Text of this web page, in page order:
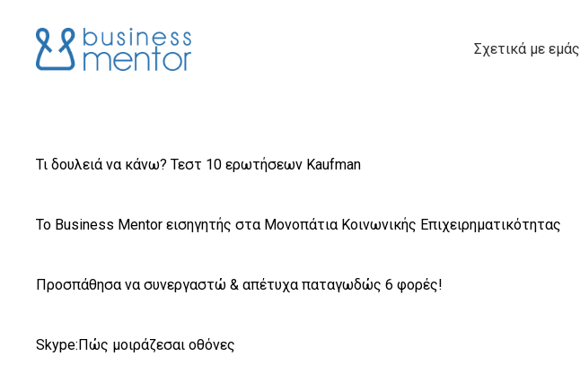
Σχετικά με εμάς
Τι δουλειά να κάνω? Τεστ 10 ερωτήσεων Kaufman
To Business Mentor εισηγητής στα Μονοπάτια Κοινωνικής Επιχειρηματικότητας
Προσπάθησα να συνεργαστώ & απέτυχα παταγωδώς 6 φορές!
Skype:Πώς μοιράζεσαι οθόνες